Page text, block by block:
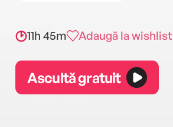
11h 45m Adaugă la wishlist
Ascultă gratuit